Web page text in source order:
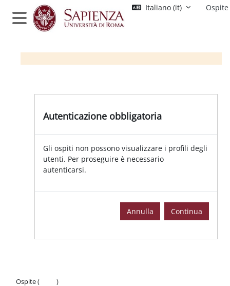
Vai al contenuto principale
Pannello laterale
Italiano ‎(it)‎ Ospite
Autenticazione obbligatoria
Gli ospiti non possono visualizzare i profili degli
utenti. Per proseguire è necessario
autenticarsi.
Annulla Continua
Ospite (
)